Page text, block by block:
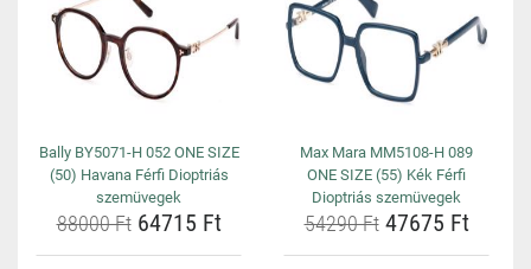
Bally BY5071-H 052 ONE SIZE
(50) Havana Férfi Dioptriás
szemüvegek
88000 Ft64715 Ft
Max Mara MM5108-H 089
ONE SIZE (55) Kék Férfi
Dioptriás szemüvegek
54290 Ft47675 Ft